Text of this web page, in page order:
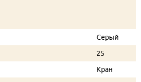
Серый
25
Кран